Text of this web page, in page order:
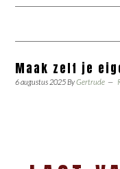
Maak zelf je
6 augustus 2025ByGertrude